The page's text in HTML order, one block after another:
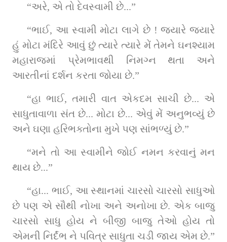
“અરે, એ તો દેવસ્વામી છે...”
“ભાઈ, આ સ્વામી મોટા લાગે છે ! જ્યારે જ્યારે
હું મોટા મંદિરે આવું છું ત્યારે ત્યારે મેં તેમને ઘનશ્યામ
મહારાજમાં પ્રેમભાવથી નિમગ્ન થતા અને
આરતીનાં દર્શન કરતા જોયા છે.”
“હા ભાઈ, તમારી વાત એકદમ સાચી છે... એ
સાધુતાવાળા સંત છે... મોટા છે... એવું મેં અનુભવ્યું છે
અને ઘણા હરિભક્તોના મુખે પણ સાંભળ્યું છે.”
“મને તો આ સ્વામીને જોઈ નમન કરવાનું મન
થાય છે...”
“હા... ભાઈ, આ સ્થાનમાં ચારસો ચારસો સાધુઓ
છે પણ એ સૌથી નોખા અને અનોખા છે. એક બાજુ
ચારસો સાધુ હોય ને બીજી બાજુ તેઓ હોય તો
એમની નિર્દંભ ને પવિત્ર સાધુતા ચડી જાય એમ છે.”